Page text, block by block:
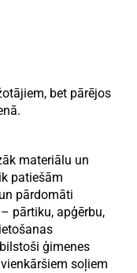
bet pārējos
materiālu un
patiešām
pārdomāti
pārtiku, apģērbu,
ģimenes
soļiem